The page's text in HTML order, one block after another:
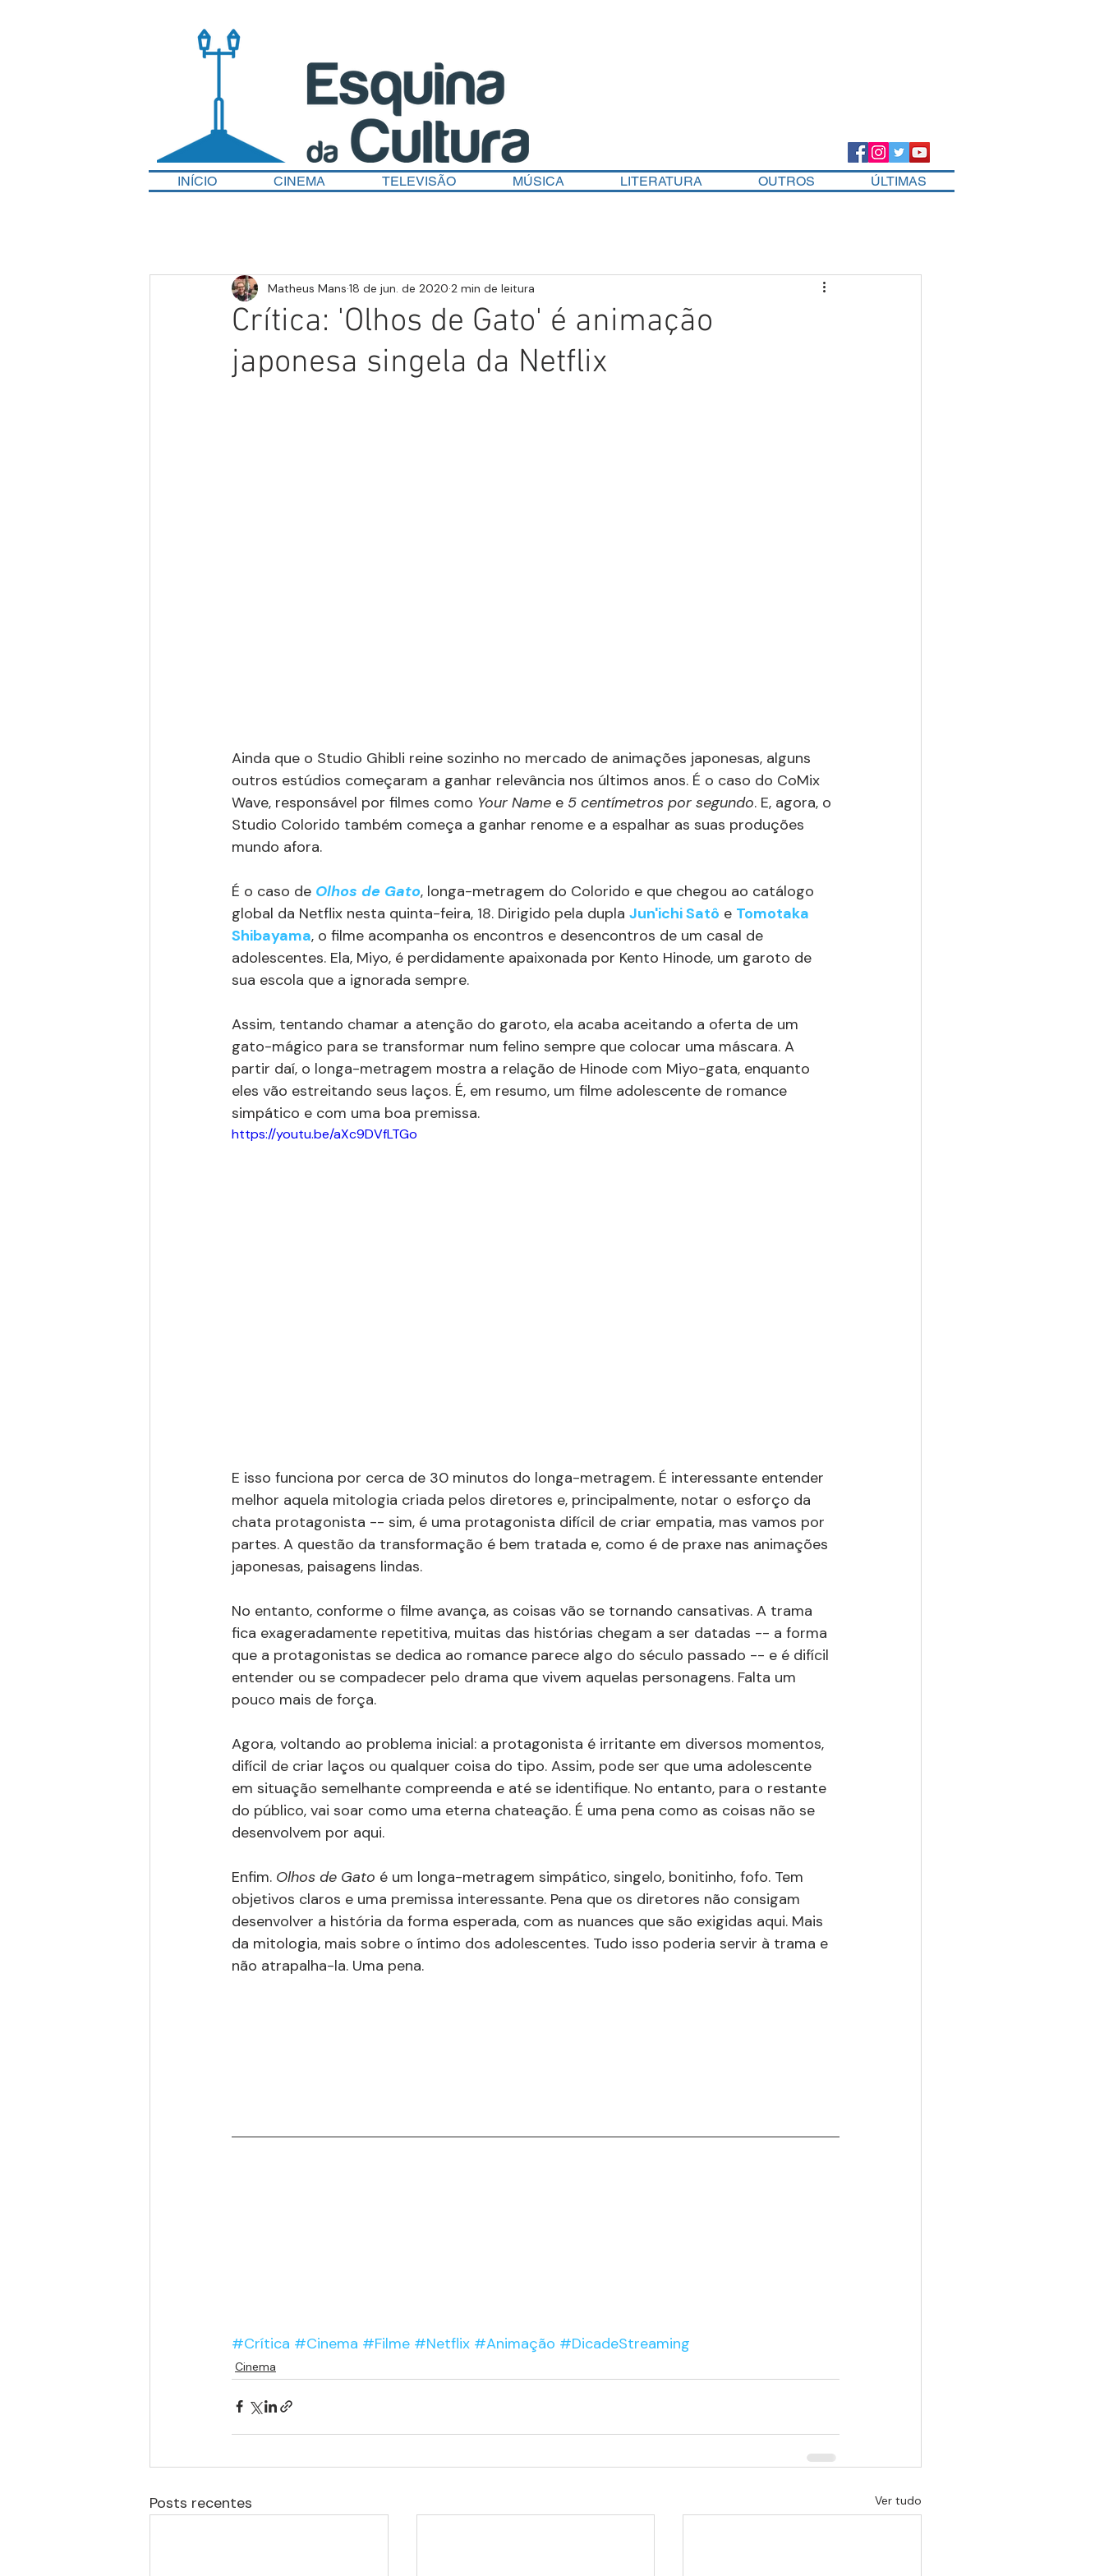
INÍCIO CINEMA TELEVISÃO MÚSICA LITERATURA OUTROS ÚLTIMAS
Crítica: 'Olhos de Gato' é animação
japonesa singela da Netflix
Matheus Mans 18 de jun. de 2020 2 min de leitura
Ainda que o Studio Ghibli reine sozinho no mercado de animações japonesas, alguns
outros estúdios começaram a ganhar relevância nos últimos anos. É o caso do CoMix
Wave, responsável por filmes como Your Name e 5 centímetros por segundo. E, agora, o
Studio Colorido também começa a ganhar renome e a espalhar as suas produções
mundo afora.
É o caso de Olhos de Gato, longa-metragem do Colorido e que chegou ao catálogo
global da Netflix nesta quinta-feira, 18. Dirigido pela dupla Jun'ichi Satô e Tomotaka
Shibayama, o filme acompanha os encontros e desencontros de um casal de
adolescentes. Ela, Miyo, é perdidamente apaixonada por Kento Hinode, um garoto de
sua escola que a ignorada sempre.
Assim, tentando chamar a atenção do garoto, ela acaba aceitando a oferta de um
gato-mágico para se transformar num felino sempre que colocar uma máscara. A
partir daí, o longa-metragem mostra a relação de Hinode com Miyo-gata, enquanto
eles vão estreitando seus laços. É, em resumo, um filme adolescente de romance
simpático e com uma boa premissa.
https://youtu.be/aXc9DVfLTGo
E isso funciona por cerca de 30 minutos do longa-metragem. É interessante entender
melhor aquela mitologia criada pelos diretores e, principalmente, notar o esforço da
chata protagonista -- sim, é uma protagonista difícil de criar empatia, mas vamos por
partes. A questão da transformação é bem tratada e, como é de praxe nas animações
japonesas, paisagens lindas.
No entanto, conforme o filme avança, as coisas vão se tornando cansativas. A trama
fica exageradamente repetitiva, muitas das histórias chegam a ser datadas -- a forma
que a protagonistas se dedica ao romance parece algo do século passado -- e é difícil
entender ou se compadecer pelo drama que vivem aquelas personagens. Falta um
pouco mais de força.
Agora, voltando ao problema inicial: a protagonista é irritante em diversos momentos,
difícil de criar laços ou qualquer coisa do tipo. Assim, pode ser que uma adolescente
em situação semelhante compreenda e até se identifique. No entanto, para o restante
do público, vai soar como uma eterna chateação. É uma pena como as coisas não se
desenvolvem por aqui.
Enfim. Olhos de Gato é um longa-metragem simpático, singelo, bonitinho, fofo. Tem
objetivos claros e uma premissa interessante. Pena que os diretores não consigam
desenvolver a história da forma esperada, com as nuances que são exigidas aqui. Mais
da mitologia, mais sobre o íntimo dos adolescentes. Tudo isso poderia servir à trama e
não atrapalha-la. Uma pena.
#Crítica #Cinema #Filme #Netflix #Animação #DicadeStreaming
Cinema
Posts recentes Ver tudo